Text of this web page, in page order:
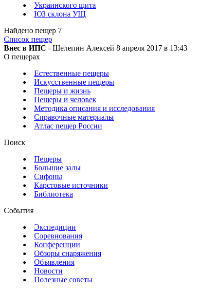
Украинского щита
ЮЗ склона УЩ
Найдено пещер 7
Список пещер
Внес в ИПС - Шелепин Алексей 8 апреля 2017 в 13:43
О пещерах
Естественные пещеры
Искусственные пещеры
Пещеры и жизнь
Пещеры и человек
Методика описания и исследования
Справочные материалы
Атлас пещер России
Поиск
Пещеры
Большие залы
Сифоны
Карстовые источники
Библиотека
События
Экспедиции
Соревнования
Конференции
Обзоры снаряжения
Объявления
Новости
Полезные советы